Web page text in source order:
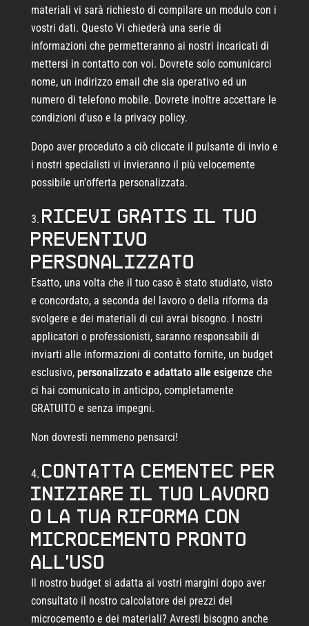
materiali vi sarà richiesto di compilare un modulo con i
vostri dati. Questo Vi chiederà una serie di
informazioni che permetteranno ai nostri incaricati di
mettersi in contatto con voi. Dovrete solo comunicarci
nome, un indirizzo email che sia operativo ed un
numero di telefono mobile. Dovrete inoltre accettare le
condizioni d'uso e la privacy policy.
Dopo aver proceduto a ciò cliccate il pulsante di invio e
i nostri specialisti vi invieranno il più velocemente
possibile un'offerta personalizzata.
Ricevi GRATIS il tuo
preventivo
personalizzato
Esatto, una volta che il tuo caso è stato studiato, visto
e concordato, a seconda del lavoro o della riforma da
svolgere e dei materiali di cui avrai bisogno. I nostri
applicatori o professionisti, saranno responsabili di
inviarti alle informazioni di contatto fornite, un budget
esclusivo, personalizzato e adattato alle esigenzeche
ci hai comunicato in anticipo, completamente
GRATUITO e senza impegni.
Non dovresti nemmeno pensarci!
Contatta CEMENTEC per
iniziare il tuo lavoro
o la tua riforma con
microcemento pronto
all'uso
Il nostro budget si adatta ai vostri margini dopo aver
consultato il nostro calcolatore dei prezzi del
microcemento e dei materiali? Avresti bisogno anche